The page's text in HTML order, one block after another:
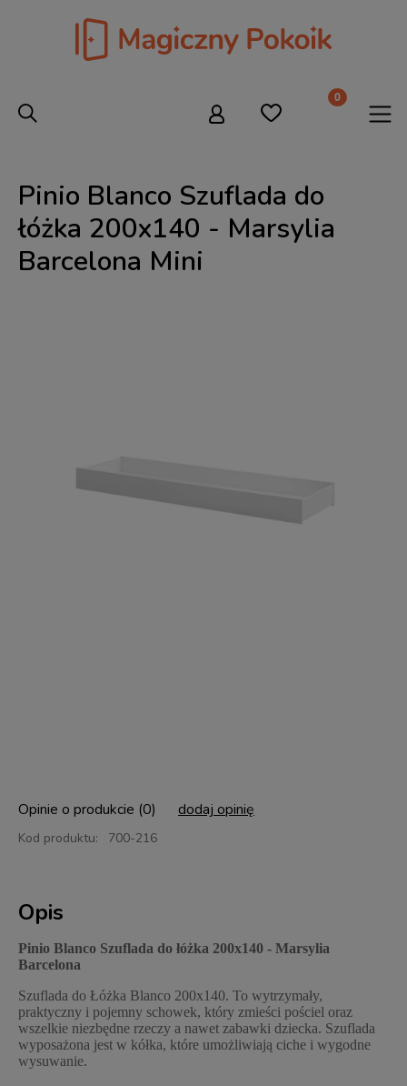
Pinio Blanco Szuflada do
łóżka 200x140 - Marsylia
Barcelona Mini
Kod produktu: 700-216
Opinie o produkcie (0) dodaj opinię
Opis
Pinio Blanco Szuflada do łóżka 200x140 - Marsylia
Barcelona
Szuflada do Łóżka Blanco 200x140. To wytrzymały,
praktyczny i pojemny schowek, który zmieści pościel oraz
wszelkie niezbędne rzeczy a nawet zabawki dziecka. Szuflada
wyposażona jest w kółka, które umożliwiają ciche i wygodne
wysuwanie.